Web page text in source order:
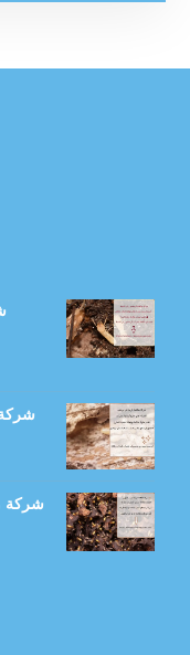
شركة
شركة